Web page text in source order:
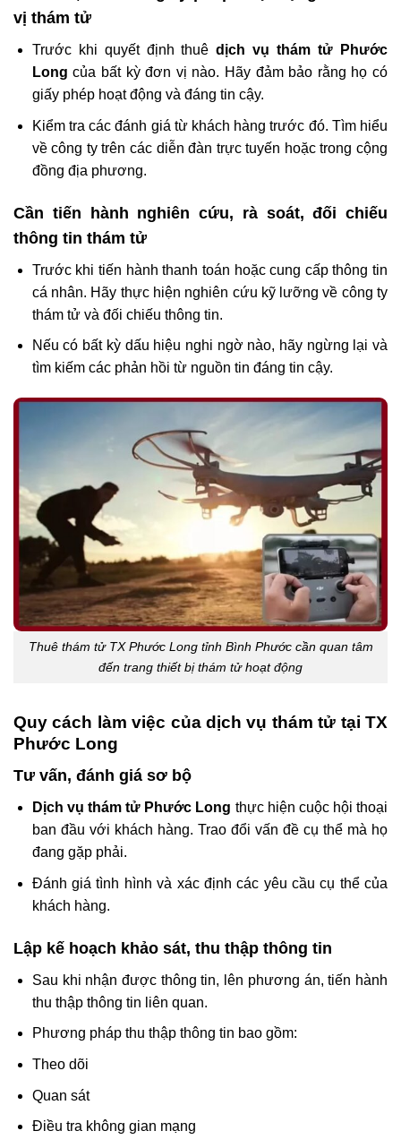
vị thám tử
Trước khi quyết định thuêdịch vụ thám tử Phước
Long của bất kỳ đơn vị nào. Hãy đảm bảo rằng họ có
giấy phép hoạt động và đáng tin cậy.
Kiểm tra các đánh giá từ khách hàng trước đó. Tìm hiểu
về công ty trên các diễn đàn trực tuyến hoặc trong cộng
đồng địa phương.
Cần tiến hành nghiên cứu, rà soát, đối chiếu
thông tin thám tử
Trước khi tiến hành thanh toán hoặc cung cấp thông tin
cá nhân. Hãy thực hiện nghiên cứu kỹ lưỡng về công ty
thám tử và đối chiếu thông tin.
Nếu có bất kỳ dấu hiệu nghi ngờ nào, hãy ngừng lại và
tìm kiếm các phản hồi từ nguồn tin đáng tin cậy.
Thuê thám tử TX Phước Long tỉnh Bình Phước cần quan tâm
đến trang thiết bị thám tử hoạt động
Quy cách làm việc của dịch vụ thám tử tại TX
Phước Long
Tư vấn, đánh giá sơ bộ
Dịch vụ thám tử Phước Long thực hiện cuộc hội thoại
ban đầu với khách hàng. Trao đổi vấn đề cụ thể mà họ
đang gặp phải.
Đánh giá tình hình và xác định các yêu cầu cụ thể của
khách hàng.
Lập kế hoạch khảo sát, thu thập thông tin
Sau khi nhận được thông tin, lên phương án, tiến hành
thu thập thông tin liên quan.
Phương pháp thu thập thông tin bao gồm:
Theo dõi
Quan sát
Điều tra không gian mạng